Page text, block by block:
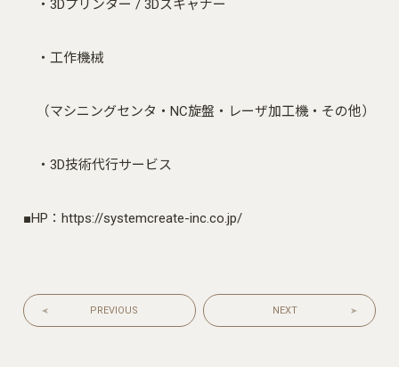
・3Dプリンター / 3Dスキャナー
・工作機械
（マシニングセンタ・NC旋盤・レーザ加工機・その他）
・3D技術代行サービス
■HP： https://systemcreate-inc.co.jp/
PREVIOUS NEXT